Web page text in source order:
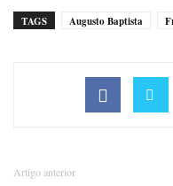
TAGS Augusto Baptista
Artigo anterior